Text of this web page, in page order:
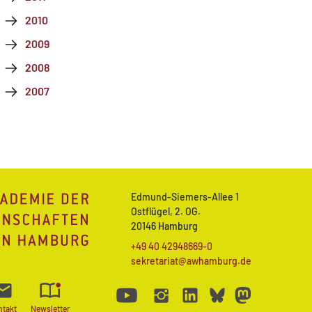
2010
2009
2008
2007
Edmund-Siemers-Allee 1
Ostflügel, 2. OG.
20146 Hamburg
+49 40 42948669-0
sekretariat@awhamburg.de
Newsletter